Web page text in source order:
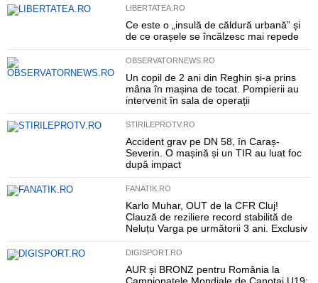
LIBERTATEA.RO
Ce este o „insulă de căldură urbană” și
de ce orașele se încălzesc mai repede
OBSERVATORNEWS.RO
Un copil de 2 ani din Reghin și-a prins
mâna în mașina de tocat. Pompierii au
intervenit în sala de operații
STIRILEPROTV.RO
Accident grav pe DN 58, în Caraș-
Severin. O mașină și un TIR au luat foc
după impact
FANATIK.RO
Karlo Muhar, OUT de la CFR Cluj!
Clauză de reziliere record stabilită de
Neluțu Varga pe următorii 3 ani. Exclusiv
DIGISPORT.RO
AUR și BRONZ pentru România la